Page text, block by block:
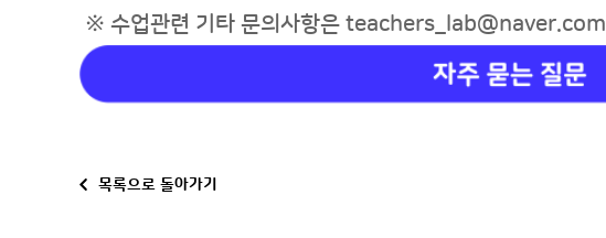
※ 수업관련 기타 문의사항은 teachers_lab@naver.com
목록으로 돌아가기